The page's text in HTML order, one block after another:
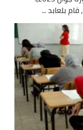
بلعابد ...